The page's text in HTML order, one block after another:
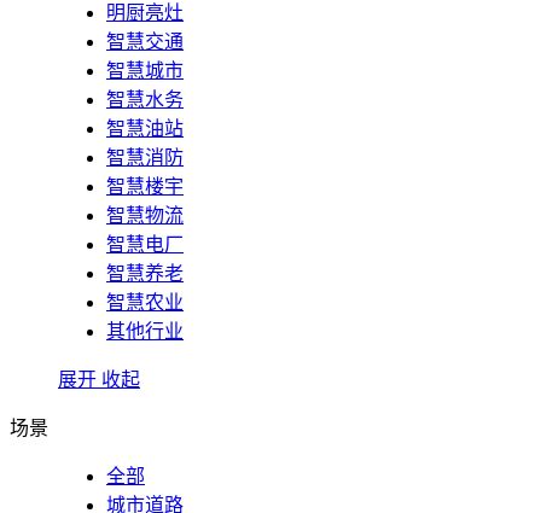
明厨亮灶
智慧交通
智慧城市
智慧水务
智慧油站
智慧消防
智慧楼宇
智慧物流
智慧电厂
智慧养老
智慧农业
其他行业
展开 收起
场景
全部
城市道路